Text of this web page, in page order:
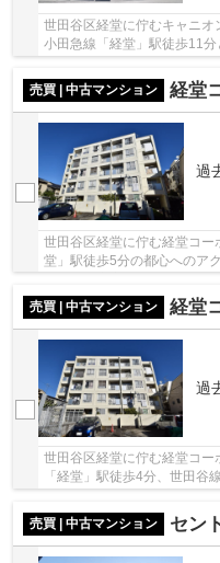
世田谷区経堂に佇むキャニオ
小田急線「経堂」駅徒歩11分
学に便利です。駅前は商業施
売買 | 中古マンション
経堂
過
世田谷区経堂に佇む経堂コ
堂」駅徒歩5分の都心へのア
売買 | 中古マンション
経堂
過
世田谷区経堂に佇む経堂コ
「経堂」駅徒歩4分、世田谷
売買 | 中古マンション
セン